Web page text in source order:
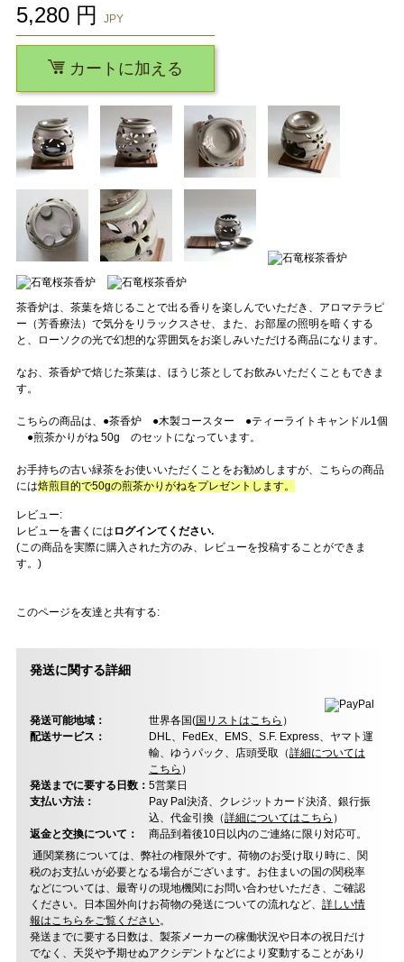
茶香炉は、茶葉を焙じることで出る香りを楽しんでいただき、アロマテラピ
ー（芳香療法）で気分をリラックスさせ、また、お部屋の照明を暗くする
と、ローソクの光で幻想的な雰囲気をお楽しみいただける商品になります。
なお、茶香炉で焙じた茶葉は、ほうじ茶としてお飲みいただくこともできま
す。
こちらの商品は、●茶香炉 ●木製コースター ●ティーライトキャンドル1個
●煎茶かりがね 50g のセットになっています。
お手持ちの古い緑茶をお使いいただくことをお勧めしますが、こちらの商品
には焙煎目的で50gの煎茶かりがねをプレゼントします。
レビュー:
レビューを書くには ログインてください.
(この商品を実際に購入された方のみ、レビューを投稿することができま
す。)
このページを友達と共有する:
5,280円 JPY
カートに加える
発送に関する詳細
発送可能地域： 世界各国(国リストはこちら ）
配送サービス：
DHL、FedEx、EMS、S.F. Express、ヤマト運
輸、ゆうパック、店頭受取（詳細については
こちら ）
発送までに要する日数： 5営業日
支払い方法：
Pay Pal決済、クレジットカード決済、銀行振
込、代金引換（詳細についてはこちら ）
返金と交換について：
商品到着後10日以内のご連絡に限り対応可。
通関業務については、弊社の権限外です。荷物のお受け取り時に、関
税のお支払いが必要となる場合がございます。お住まいの国の関税率
などについては、最寄りの現地機関にお問い合わせいただき、ご確認
ください。日本国外向けお荷物の発送についての流れなど、 詳しい情
報はこちらをご覧ください。
発送までに要する日数は、製茶メーカーの稼働状況や日本の祝日だけ
でなく、天災や予期せぬアクシデントなどにより変動することがあり